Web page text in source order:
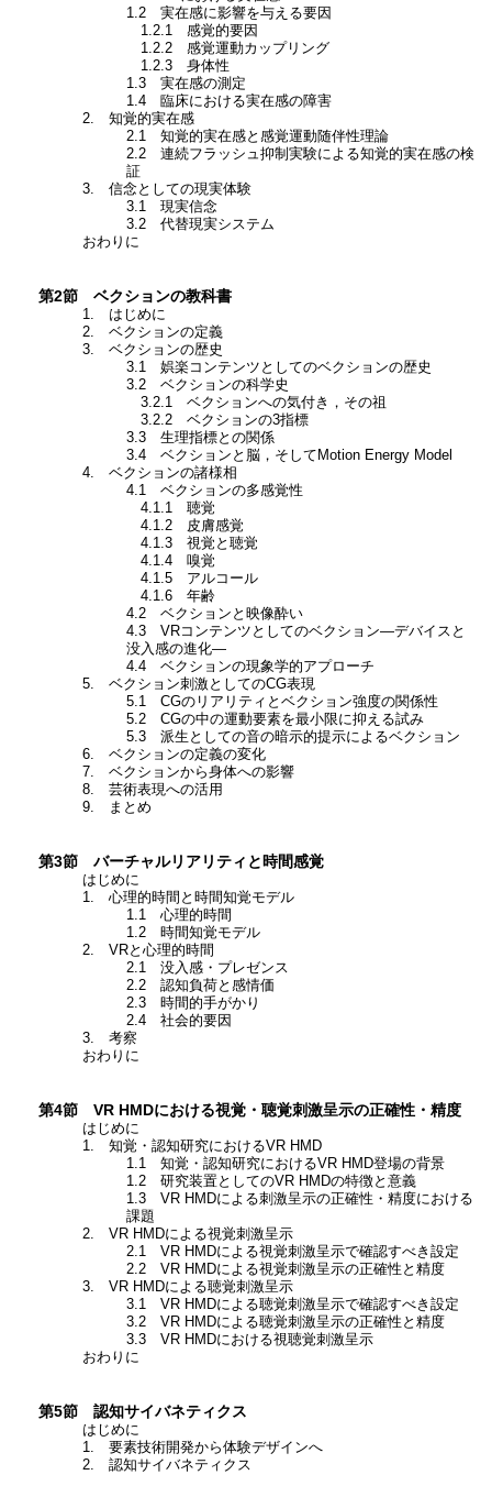
1.2 実在感に影響を与える要因
1.2.1 感覚的要因
1.2.2 感覚運動カップリング
1.2.3 身体性
1.3 実在感の測定
1.4 臨床における実在感の障害
2. 知覚的実在感
2.1 知覚的実在感と感覚運動随伴性理論
2.2 連続フラッシュ抑制実験による知覚的実在感の検
証
3. 信念としての現実体験
3.1 現実信念
3.2 代替現実システム
おわりに
第2節 ベクションの教科書
1. はじめに
2. ベクションの定義
3. ベクションの歴史
3.1 娯楽コンテンツとしてのベクションの歴史
3.2 ベクションの科学史
3.2.1 ベクションへの気付き，その祖
3.2.2 ベクションの3指標
3.3 生理指標との関係
3.4 ベクションと脳，そしてMotion Energy Model
4. ベクションの諸様相
4.1 ベクションの多感覚性
4.1.1 聴覚
4.1.2 皮膚感覚
4.1.3 視覚と聴覚
4.1.4 嗅覚
4.1.5 アルコール
4.1.6 年齢
4.2 ベクションと映像酔い
4.3 VRコンテンツとしてのベクション―デバイスと
没入感の進化―
4.4 ベクションの現象学的アプローチ
5. ベクション刺激としてのCG表現
5.1 CGのリアリティとベクション強度の関係性
5.2 CGの中の運動要素を最小限に抑える試み
5.3 派生としての音の暗示的提示によるベクション
6. ベクションの定義の変化
7. ベクションから身体への影響
8. 芸術表現への活用
9. まとめ
第3節 バーチャルリアリティと時間感覚
はじめに
1. 心理的時間と時間知覚モデル
1.1 心理的時間
1.2 時間知覚モデル
2. VRと心理的時間
2.1 没入感・プレゼンス
2.2 認知負荷と感情価
2.3 時間的手がかり
2.4 社会的要因
3. 考察
おわりに
第4節 VR HMDにおける視覚・聴覚刺激呈示の正確性・精度
はじめに
1. 知覚・認知研究におけるVR HMD
1.1 知覚・認知研究におけるVR HMD登場の背景
1.2 研究装置としてのVR HMDの特徴と意義
1.3 VR HMDによる刺激呈示の正確性・精度における
課題
2. VR HMDによる視覚刺激呈示
2.1 VR HMDによる視覚刺激呈示で確認すべき設定
2.2 VR HMDによる視覚刺激呈示の正確性と精度
3. VR HMDによる聴覚刺激呈示
3.1 VR HMDによる聴覚刺激呈示で確認すべき設定
3.2 VR HMDによる聴覚刺激呈示の正確性と精度
3.3 VR HMDにおける視聴覚刺激呈示
おわりに
第5節 認知サイバネティクス
はじめに
1. 要素技術開発から体験デザインへ
2. 認知サイバネティクス